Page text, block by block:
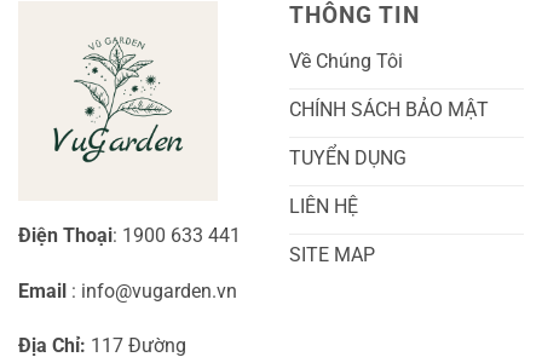
Cho
Người
Mới
Bắt
Đầu
Chi
Tiết
Và
Toàn
Diện
Điện Thoại: 1900 633 441
Email : info@vugarden.vn
Địa Chỉ: 117 Đường
THÔNG TIN
Về Chúng Tôi
CHÍNH SÁCH BẢO MẬT
TUYỂN DỤNG
LIÊN HỆ
SITE MAP